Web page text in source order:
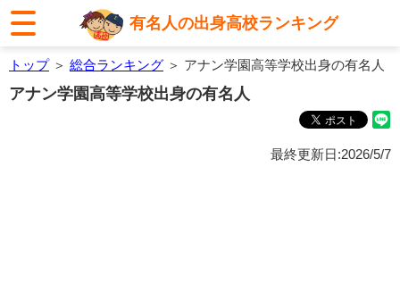
有名人の出身高校ランキング
トップ＞ 総合ランキング ＞ アナン学園高等学校出身の有名人
アナン学園高等学校出身の有名人
最終更新日:2026/5/7